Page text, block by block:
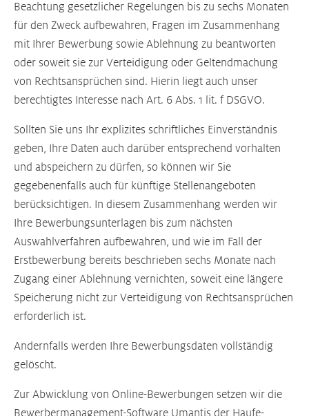
Beachtung gesetzlicher Regelungen bis zu sechs Monaten
für den Zweck aufbewahren, Fragen im Zusammenhang
mit Ihrer Bewerbung sowie Ablehnung zu beantworten
oder soweit sie zur Verteidigung oder Geltendmachung
von Rechtsansprüchen sind. Hierin liegt auch unser
berechtigtes Interesse nach Art. 6 Abs. 1 lit. f DSGVO.
Sollten Sie uns Ihr explizites schriftliches Einverständnis
geben, Ihre Daten auch darüber entsprechend vorhalten
und abspeichern zu dürfen, so können wir Sie
gegebenenfalls auch für künftige Stellenangeboten
berücksichtigen. In diesem Zusammenhang werden wir
Ihre Bewerbungsunterlagen bis zum nächsten
Auswahlverfahren aufbewahren, und wie im Fall der
Erstbewerbung bereits beschrieben sechs Monate nach
Zugang einer Ablehnung vernichten, soweit eine längere
Speicherung nicht zur Verteidigung von Rechtsansprüchen
erforderlich ist.
Andernfalls werden Ihre Bewerbungsdaten vollständig
gelöscht.
Zur Abwicklung von Online-Bewerbungen setzen wir die
Bewerbermanagement-Software Umantis der Haufe-